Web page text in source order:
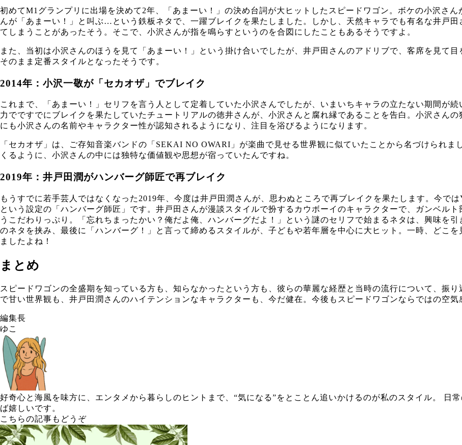
初めてM1グランプリに出場を決めて2年、「あまーい！」の決め台詞が大ヒットしたスピードワゴン。ボケの小沢さ
んが「あまーい！」と叫ぶ…という鉄板ネタで、一躍ブレイクを果たしました。しかし、天然キャラでも有名な井戸
てしまうことがあったそう。そこで、小沢さんが指を鳴らすというのを合図にしたこともあるそうですよ。
また、当初は小沢さんのほうを見て「あまーい！」という掛け合いでしたが、井戸田さんのアドリブで、客席を見て
そのまま定番スタイルとなったそうです。
2014年：小沢一敬が「セカオザ」でブレイク
これまで、「あまーい！」セリフを言う人として定着していた小沢さんでしたが、いまいちキャラの立たない期間が
力でですでにブレイクを果たしていたチュートリアルの徳井さんが、小沢さんと腐れ縁であることを告白。小沢さん
にも小沢さんの名前やキャラクター性が認知されるようになり、注目を浴びるようになります。
「セカオザ」は、ご存知音楽バンドの「SEKAI NO OWARI」が楽曲で見せる世界観に似ていたことから名づけられ
くるように、小沢さんの中には独特な価値観や思想が宿っていたんですね。
2019年：井戸田潤がハンバーグ師匠で再ブレイク
もうすでに若手芸人ではなくなった2019年、今度は井戸田潤さんが、思わぬところで再ブレイクを果たします。今で
という設定の「ハンバーグ師匠」です。井戸田さんが漫談スタイルで扮するカウボーイのキャラクターで、ガンベル
うこだわりっぷり。「忘れちまったかい？俺だよ俺、ハンバーグだよ！」という謎のセリフで始まるネタは、興味を
のネタを挟み、最後に「ハンバーグ！」と言って締めるスタイルが、子どもや若年層を中心に大ヒット。一時、どこ
ましたよね！
まとめ
スピードワゴンの全盛期を知っている方も、知らなかったという方も、彼らの華麗な経歴と当時の流行について、振
で甘い世界観も、井戸田潤さんのハイテンションなキャラクターも、今だ健在。今後もスピードワゴンならではの空気
編集長
ゆこ
好奇心と海風を味方に、エンタメから暮らしのヒントまで、“気になる”をとことん追いかけるのが私のスタイル。 日
ば嬉しいです。
こちらの記事もどうぞ